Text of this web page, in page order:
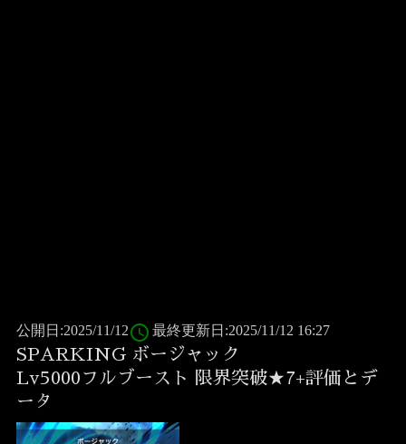
公開日:2025/11/12access_time 最終更新日:2025/11/12 16:27
SPARKING ボージャック
Lv5000フルブースト 限界突破★7+評価とデ
ータ